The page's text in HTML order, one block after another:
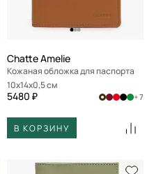
Chatte Amelie
Кожаная обложка для паспорта
10x14x0,5 см
5480 ₽ + 7
В КОРЗИНУ